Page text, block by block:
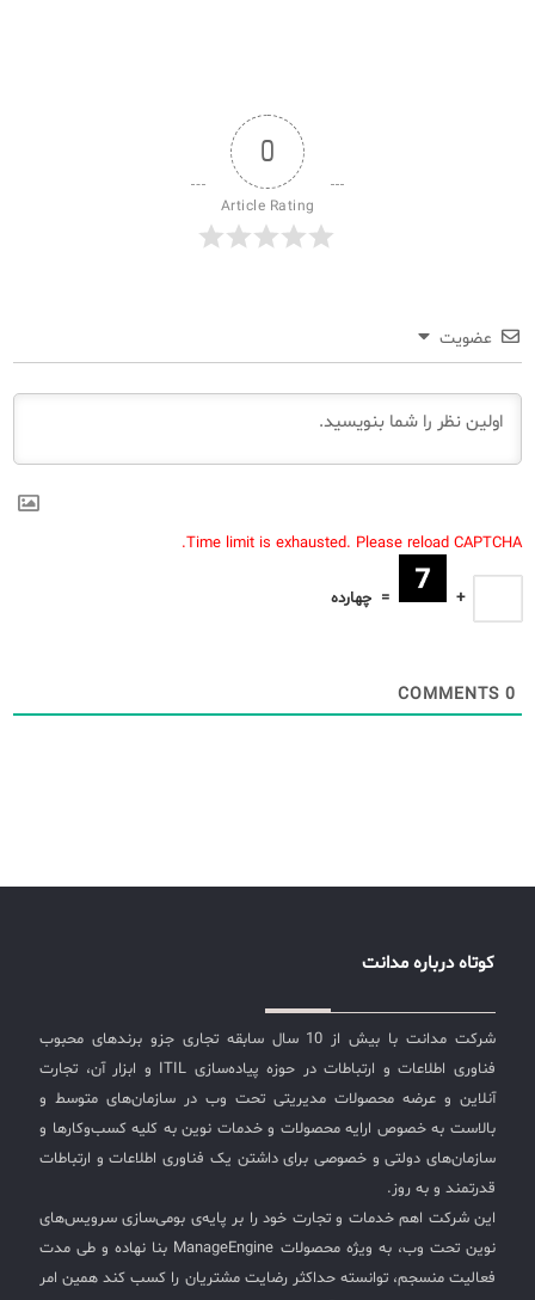
0
Article Rating
عضویت
Time limit is exhausted. Please reload CAPTCHA.
+
= چهارده
0
کوتاه درباره مدانت
شرکت مدانت با بیش از 10 سال سابقه تجاری جزو برندهای محبوب
فناوری اطلاعات و ارتباطات در حوزه پیاده‌سازی ITIL و ابزار آن، تجارت
آنلاین و عرضه محصولات مدیریتی تحت وب در سازمان‌های متوسط و
بالاست به خصوص ارایه محصولات و خدمات نوین به کلیه کسب‌وکارها و
سازمان‌های دولتی و خصوصی برای داشتن یک فناوری اطلاعات و ارتباطات
قدرتمند و به روز.
این شرکت اهم خدمات و تجارت خود را بر پایه‌ی بومی‌سازی سرویس‌های
نوین تحت وب، به ویژه محصولات ManageEngine بنا نهاده و طی مدت
فعالیت منسجم، توانسته حداکثر رضایت مشتریان را کسب کند همین امر